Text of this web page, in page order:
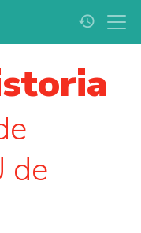
history
de